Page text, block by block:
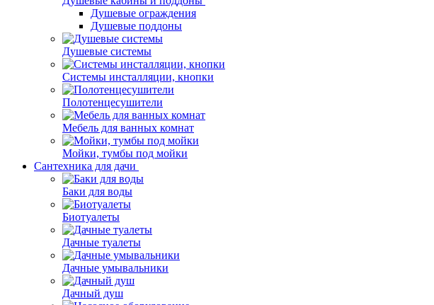
Душевые ограждения
Душевые поддоны
Душевые системы
Системы инсталляции, кнопки
Полотенцесушители
Мебель для ванных комнат
Мойки, тумбы под мойки
Сантехника для дачи
Баки для воды
Биотуалеты
Дачные туалеты
Дачные умывальники
Дачный душ